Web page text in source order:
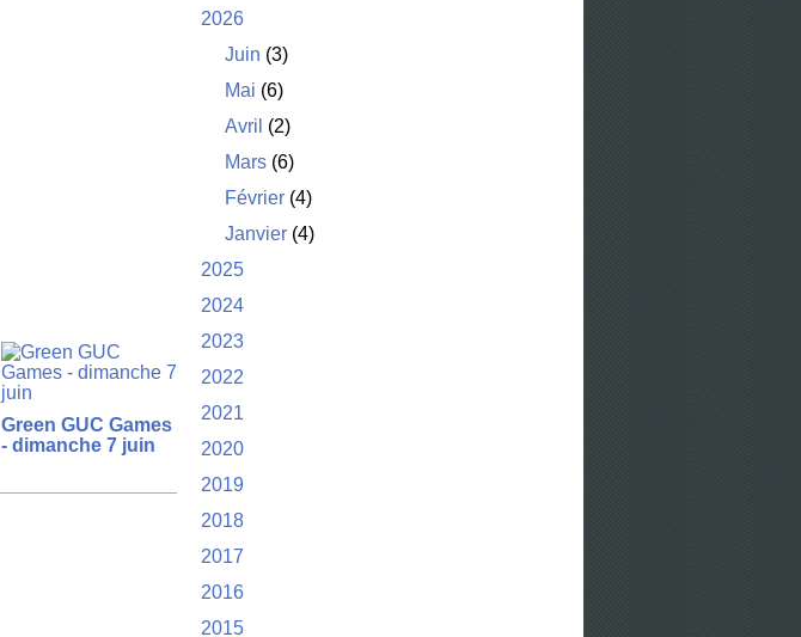
Green GUC Games
- dimanche 7 juin
2026
Juin (3)
Mai (6)
Avril (2)
Mars (6)
Février (4)
Janvier (4)
2025
2024
2023
2022
2021
2020
2019
2018
2017
2016
2015